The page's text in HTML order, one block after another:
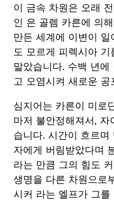
이 금속 차원은 오래
인 은 골렘 카른에 의
만든 세계에 이변이
도 모르게 피렉시아
말았습니다. 수백 년
고 오염시켜 새로운
심지어는 카른이 미로
마저 불안정해져서,
습니다. 시간이 흐르
자에게 버림받았다며
라는 만큼 그의 힘도
생명을 다른 차원으로
시커 라는 엘프가 그를